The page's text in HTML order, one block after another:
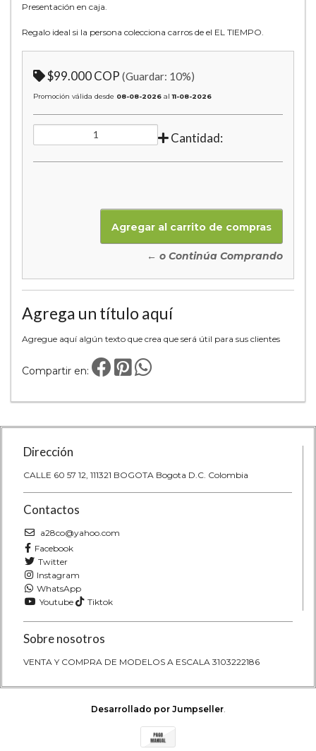
Presentación en caja.
Regalo ideal si la persona colecciona carros de el EL TIEMPO.
$99.000 COP (Guardar: 10%)
Promoción válida desde 08-08-2026 al11-08-2026
Cantidad:
← o Continúa Comprando
Agrega un título aquí
Agregue aquí algún texto que crea que será útil para sus clientes
Compartir en:
Dirección
CALLE 60 57 12, 111321 BOGOTA Bogota D.C. Colombia
Contactos
a28co@yahoo.com
Facebook
Twitter
Instagram
WhatsApp
Youtube
Tiktok
Sobre nosotros
VENTA Y COMPRA DE MODELOS A ESCALA 3103222186
Desarrollado por Jumpseller.